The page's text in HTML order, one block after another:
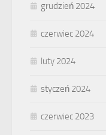
grudzień 2024
czerwiec 2024
luty 2024
styczeń 2024
czerwiec 2023